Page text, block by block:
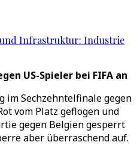
Infrastruktur: Industrie
US-Spieler bei FIFA an
im Sechzehntelfinale gegen
vom Platz geflogen und
gegen Belgien gesperrt
aber überraschend auf.